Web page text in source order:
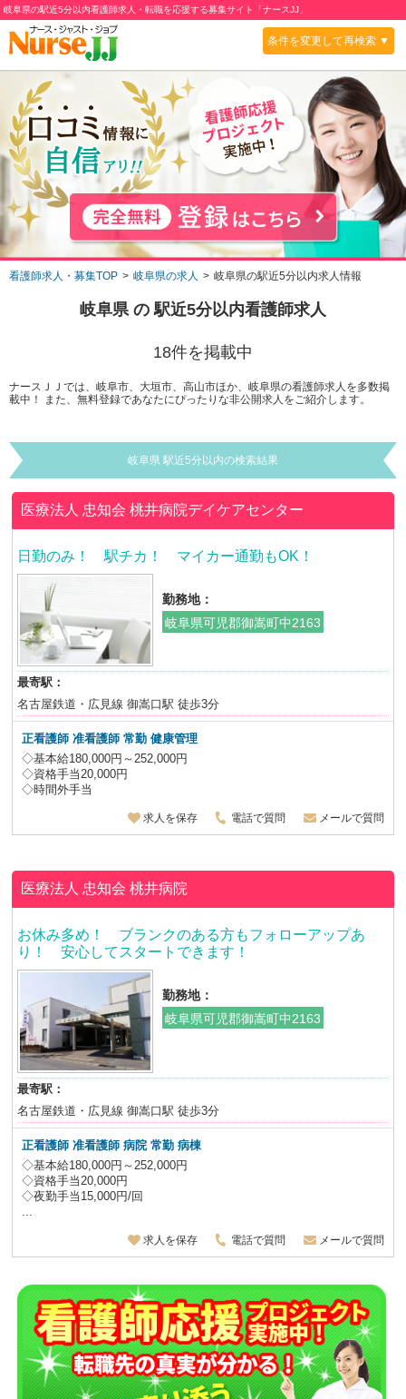
岐阜県の駅近5分以内看護師求人・転職を応援する募集サイト「ナースJJ」
条件を変更して再検索 ▼
看護師求人・募集TOP 岐阜県の求人 岐阜県の駅近5分以内求人情報
岐阜県の駅近5分以内看護師求人
18件を掲載中
ナースＪＪでは、岐阜市、大垣市、高山市ほか、岐阜県の看護師求人を多数掲
載中！ また、無料登録であなたにぴったりな非公開求人をご紹介します。
岐阜県 駅近5分以内の検索結果
医療法人 忠知会桃井病院デイケアセンター
日勤のみ！ 駅チカ！ マイカー通勤もOK！
勤務地：
岐阜県可児郡御嵩町中2163
最寄駅：
名古屋鉄道・広見線 御嵩口駅 徒歩3分
正看護師 准看護師常勤 健康管理
◇基本給180,000円～252,000円
◇資格手当20,000円
◇時間外手当
求人を保存 電話で質問 メールで質問
医療法人 忠知会桃井病院
お休み多め！ ブランクのある方もフォローアップあ
り！ 安心してスタートできます！
勤務地：
岐阜県可児郡御嵩町中2163
最寄駅：
名古屋鉄道・広見線 御嵩口駅 徒歩3分
正看護師 准看護師 病院 常勤 病棟
◇基本給180,000円～252,000円
◇資格手当20,000円
◇夜勤手当15,000円/回
...
求人を保存 電話で質問 メールで質問